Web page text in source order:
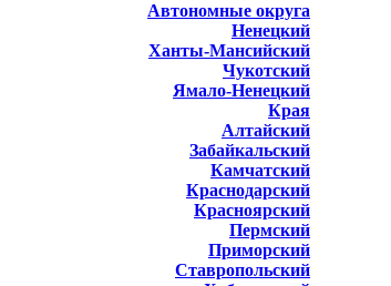
Автономные округа
Ненецкий
Ханты-Мансийский
Чукотский
Ямало-Ненецкий
Края
Алтайский
Забайкальский
Камчатский
Краснодарский
Красноярский
Пермский
Приморский
Ставропольский